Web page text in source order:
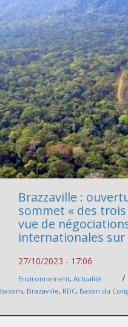
Brazzaville :
sommet « des
vue de
internationales sur
27/10/2023 - 17:06
Environnement,Actualité /
bassins, Brazaville, RDC, Bassin du